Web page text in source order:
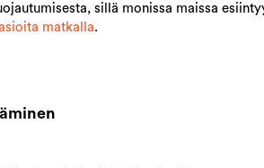
sillä monissa maissa
matkalla.